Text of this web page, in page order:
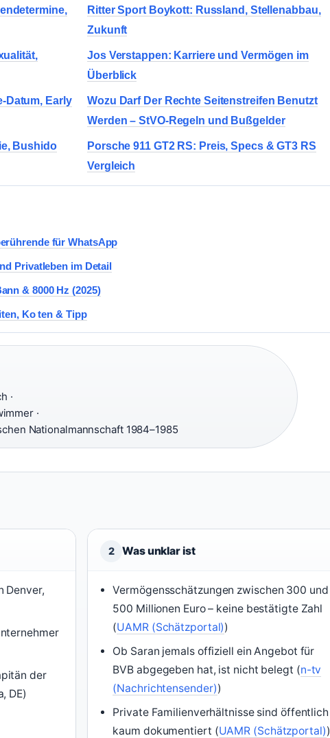
Ritter Sport Boykott: Russland, Stellenabbau,
Zukunft
Jos Verstappen: Karriere und Vermögen im
Überblick
Datum, Early
Wozu Darf Der Rechte Seitenstreifen Benutzt
Werden – StVO-Regeln und Bußgelder
Bushido
Porsche 911 GT2 RS: Preis, Specs & GT3 RS
Vergleich
für WhatsApp
Privatleben im Detail
& 8000 Hz (2025)
Ko ten & Tipp
·
·
Nationalmannschaft 1984–1985
Denver,
der
DE)
2 Was unklar ist
Vermögensschätzungen zwischen 300 und
500 Millionen Euro – keine bestätigte Zahl
(UAMR (Schätzportal))
Ob Saran jemals offiziell ein Angebot für
BVB abgegeben hat, ist nicht belegt (n-tv
(Nachrichtensender))
Private Familienverhältnisse sind öffentlich
kaum dokumentiert (UAMR (Schätzportal))